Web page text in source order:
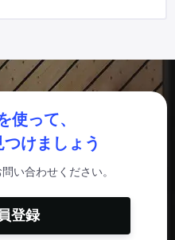
使って、
けましょう
い合わせください。
登録